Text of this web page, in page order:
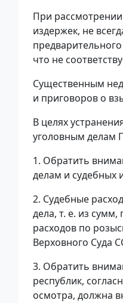
При
издержек, не
что не
Существенным
и приговоров о
В целях
уголовным делам
1. Обратить
делам и судебных
2. Судебные
дела, т. е. из
расходов по
Верховного Суда
3. Обратить
республик,
осмотра, должна